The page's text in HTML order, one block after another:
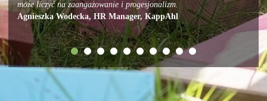
może liczyć na zaangażowanie i progesjonalizm.
Agnieszka Wodecka, HR Manager, KappAhl